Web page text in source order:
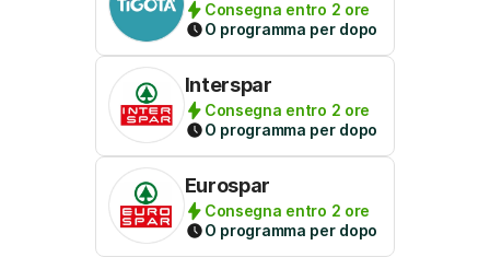
Consegna entro 2 ore
O programma per dopo
Interspar
Consegna entro 2 ore
O programma per dopo
Eurospar
Consegna entro 2 ore
O programma per dopo